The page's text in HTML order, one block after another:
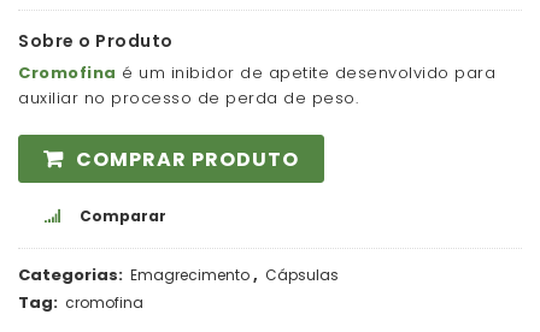
Sobre o Produto
Cromofina é um inibidor de apetite desenvolvido para
auxiliar no processo de perda de peso.
COMPRAR PRODUTO
Comparar
Categorias: Emagrecimento, Cápsulas
Tag: cromofina